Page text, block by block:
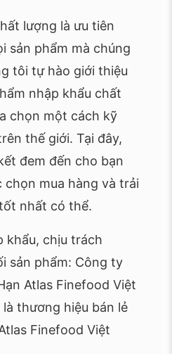
lượng là ưu tiên
sản phẩm mà chúng
tôi tự hào giới thiệu
nhập khẩu chất
chọn một cách kỹ
thế giới. Tại đây,
đem đến cho bạn
mua hàng và trải
nhất có thể.
khẩu, chịu trách
sản phẩm: Công ty
Atlas Finefood Việt
là thương hiệu bán lẻ
Finefood Việt